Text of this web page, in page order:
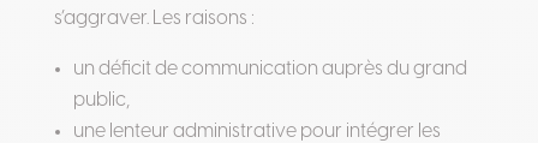
s’aggraver. Les raisons :
un déficit de communication auprès du grand
public,
une lenteur administrative pour intégrer les